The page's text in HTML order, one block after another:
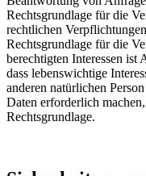
Rechtsgrundlage für die
rechtlichen
Rechtsgrundlage für die
berechtigten Interessen
dass lebenswichtige
anderen natürlichen
Daten erforderlich
Rechtsgrundlage.